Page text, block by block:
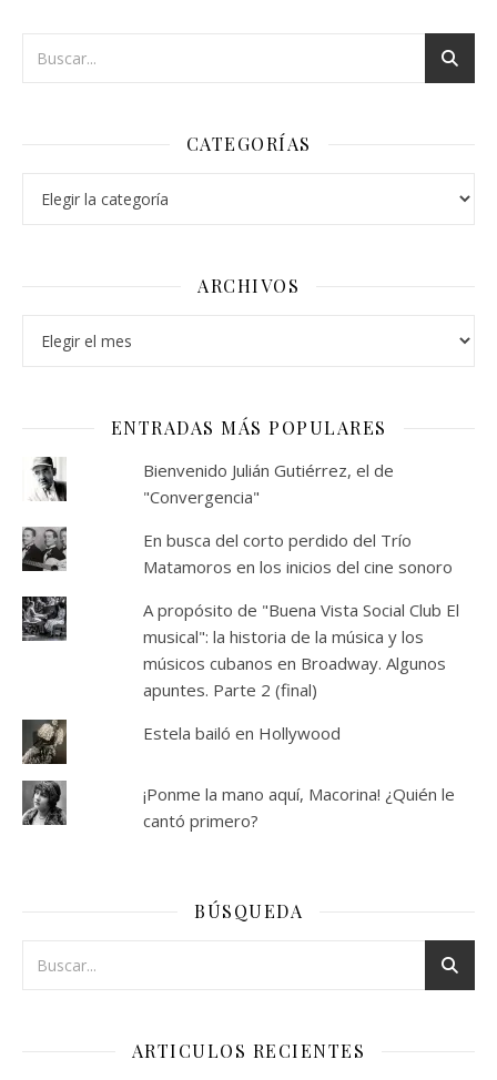
CATEGORÍAS
ARCHIVOS
ENTRADAS MÁS POPULARES
Bienvenido Julián Gutiérrez, el de
"Convergencia"
En busca del corto perdido del Trío
Matamoros en los inicios del cine sonoro
A propósito de "Buena Vista Social Club El
musical": la historia de la música y los
músicos cubanos en Broadway. Algunos
apuntes. Parte 2 (final)
Estela bailó en Hollywood
¡Ponme la mano aquí, Macorina! ¿Quién le
cantó primero?
BÚSQUEDA
ARTICULOS RECIENTES